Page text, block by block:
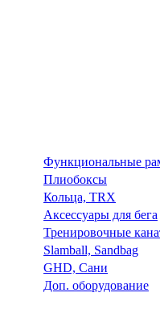
Функциональные
Плиобоксы
Кольца, TRX
Аксессуары для бега
Тренировочные
Slamball, Sandbag
GHD, Сани
Доп. оборудование